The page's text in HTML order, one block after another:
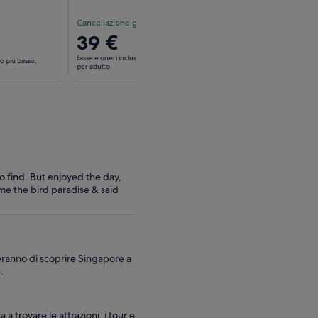
più basso,
Cancellazione gratuita
Il
prezzo
è
39 €
tasse e oneri inclusi
per adulto
find. But enjoyed the day,
the bird paradise & said
di scoprire Singapore a
a trovare le attrazioni, i tour e